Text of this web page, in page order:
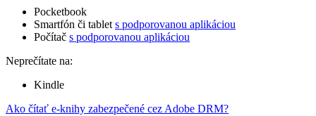
Pocketbook
Smartfón či tablet s podporovanou aplikáciou
Počítač s podporovanou aplikáciou
Neprečítate na:
Kindle
Ako čítať e-knihy zabezpečené cez Adobe DRM?